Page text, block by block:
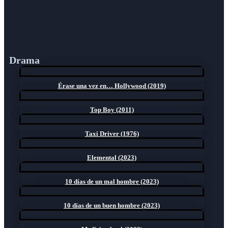
Drama
Érase una vez en… Hollywood (2019)
Top Boy (2011)
Taxi Driver (1976)
Elemental (2023)
10 días de un mal hombre (2023)
10 días de un buen hombre (2023)